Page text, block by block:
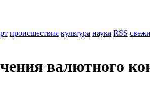
происшествия культура наука RSS
валютного